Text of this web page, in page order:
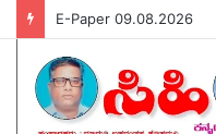
E-Paper 09.08.2026